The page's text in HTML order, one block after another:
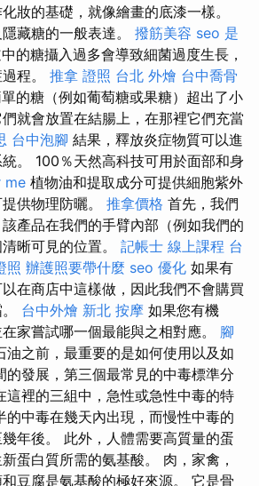
妝的基礎，就像繪畫的底漆一樣。
藏糖的一般表達。 撥筋美容 seo 是
的糖攝入過多會導致細菌過度生長，
程。 推拿 證照 台北 外燴 台中喬骨
的糖（例如葡萄糖或果糖）超出了小
就會放置在結腸上，在那裡它們充當
台中泡腳 結果，釋放炎症物質可以進
。 100％天然高科技可用於面部和身
me 植物油和提取成分可提供細胞紫外
供物理防曬。 推拿價格 首先，我們
產品在我們的手臂內部（例如我們的
晰可見的位置。 記帳士 線上課程 台
照 辦護照要帶什麼 seo 優化 如果有
在商店中這樣做，因此我們不會購買
台中外燴 新北 按摩 如果您有機
家嘗試哪一個最能與之相對應。 腳
油之前，最重要的是如何使用以及如
的發展，第三個最常見的中毒標準分
這裡的三組中，急性或急性中毒的特
的中毒在幾天內出現，而慢性中毒的
年後。 此外，人體需要高質量的蛋
蛋白質所需的氨基酸。 肉，家禽，
豆腐是氨基酸的極好來源。 它是骨